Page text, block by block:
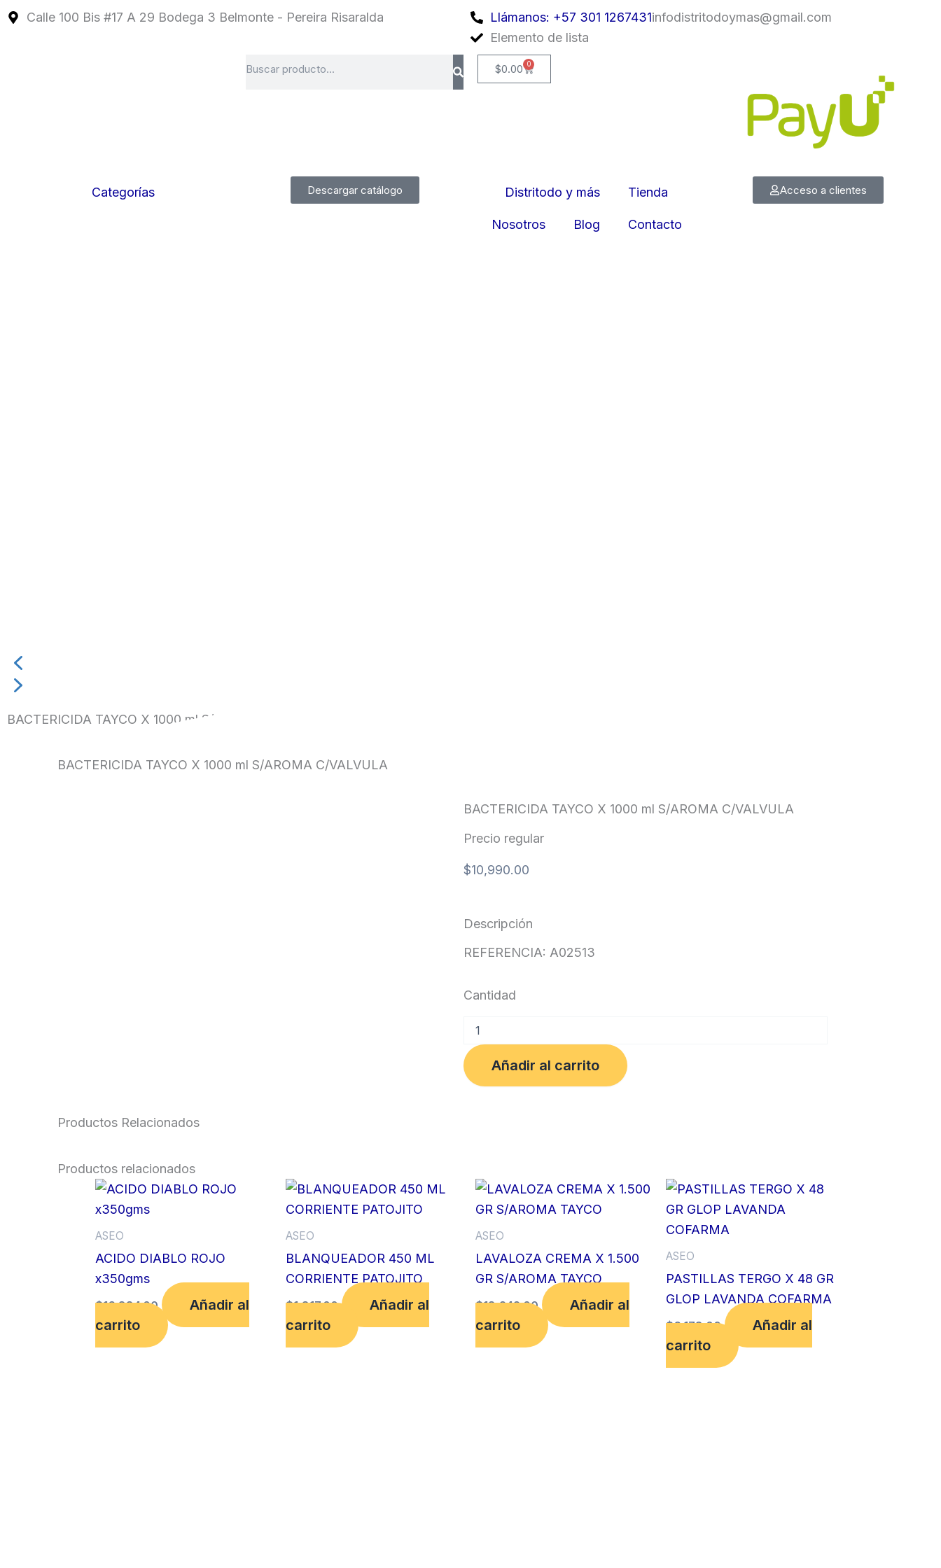
Calle 100 Bis #17 A 29 Bodega 3 Belmonte - Pereira Risaralda Llámanos: +57 301 1267431infodistritodoymas@gmail.com
Elemento de lista
$0.00 0
Cart
Categorías Descargar catálogo Distritodo y más Tienda
Nosotros Blog Contacto
Acceso a clientes
BACTERICIDA TAYCO X 1000 ml S/AROMA C/VALVULA
BACTERICIDA TAYCO X 1000 ml S/AROMA C/VALVULA
BACTERICIDA TAYCO X 1000 ml S/AROMA C/VALVULA
Precio regular
$10,990.00
Descripción
REFERENCIA: A02513
Cantidad
TAYCO
X
1000
ml
Añadir al carrito
Productos Relacionados
Productos relacionados
ASEO
ACIDO DIABLO ROJO
x350gms
$16,884.00
Añadir al
carrito
ASEO
BLANQUEADOR 450 ML
CORRIENTE PATOJITO
$1,817.00
Añadir al
carrito
ASEO
LAVALOZA CREMA X 1.500
GR S/AROMA TAYCO
$18,242.00
Añadir al
carrito
ASEO
PASTILLAS TERGO X 48 GR
GLOP LAVANDA COFARMA
$6,178.00
Añadir al
carrito